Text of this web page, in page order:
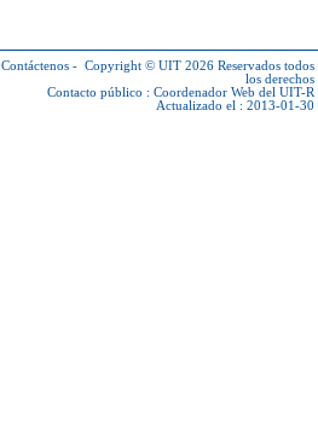
Contáctenos - Copyright © UIT 2026 Reservados todos
los derechos
Contacto público : Coordenador Web del UIT-R
Actualizado el : 2013-01-30